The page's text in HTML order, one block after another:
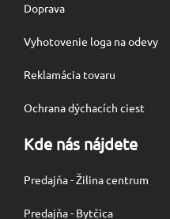
Doprava
Vyhotovenie loga na odevy
Reklamácia tovaru
Ochrana dýchacích ciest
Kde nás nájdete
Predajňa - Žilina centrum
Predajňa - Bytčica